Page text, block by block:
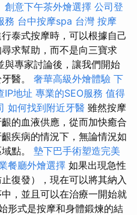
創意下午茶外燴選擇 公司登
務 台中按摩spa 台灣 按摩
泰式按摩時，可以根據自己
求幫助，而不是向三寶求
專家討論後，讓我們開始
醫。 奢華高級外燴體驗 下
IP地址 專業的SEO服務 值得
如何找到附近牙醫 雖然按摩
的血液供應，從而加快癒合
疾病的情況下，無論情況如
點。 墊下巴手術塑造完美
餐廳外燴選擇 如果出現急性
復發），現在可以將其納入
，並且可以在治療一開始就
形式是按摩和身體鍛煉的結